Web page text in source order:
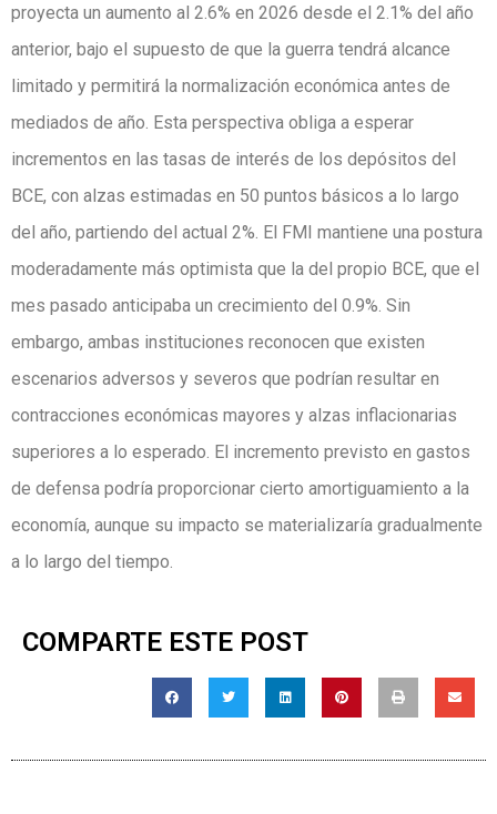
proyecta un aumento al 2.6% en 2026 desde el 2.1% del año
anterior, bajo el supuesto de que la guerra tendrá alcance
limitado y permitirá la normalización económica antes de
mediados de año. Esta perspectiva obliga a esperar
incrementos en las tasas de interés de los depósitos del
BCE, con alzas estimadas en 50 puntos básicos a lo largo
del año, partiendo del actual 2%. El FMI mantiene una postura
moderadamente más optimista que la del propio BCE, que el
mes pasado anticipaba un crecimiento del 0.9%. Sin
embargo, ambas instituciones reconocen que existen
escenarios adversos y severos que podrían resultar en
contracciones económicas mayores y alzas inflacionarias
superiores a lo esperado. El incremento previsto en gastos
de defensa podría proporcionar cierto amortiguamiento a la
economía, aunque su impacto se materializaría gradualmente
a lo largo del tiempo.
COMPARTE ESTE POST